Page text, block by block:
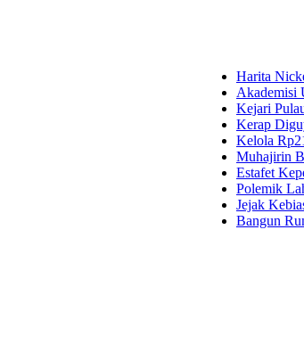
Harita Nickel
Akademisi UI dan
Kejari Pulau
Kerap Diguyur
Kelola Rp21
Muhajirin Bailusy
Estafet
Polemik Lahan
Jejak Kebiasaan
Bangun Rumah